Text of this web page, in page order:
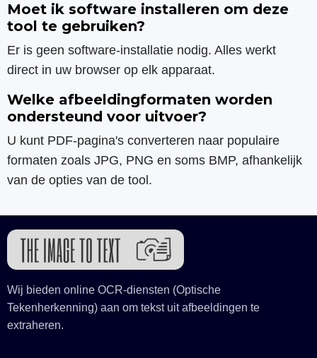
Moet ik software installeren om deze
tool te gebruiken?
Er is geen software-installatie nodig. Alles werkt
direct in uw browser op elk apparaat.
Welke afbeeldingformaten worden
ondersteund voor uitvoer?
U kunt PDF-pagina's converteren naar populaire
formaten zoals JPG, PNG en soms BMP, afhankelijk
van de opties van de tool.
Wij bieden online OCR-diensten (Optische
Tekenherkenning) aan om tekst uit afbeeldingen te
extraheren.